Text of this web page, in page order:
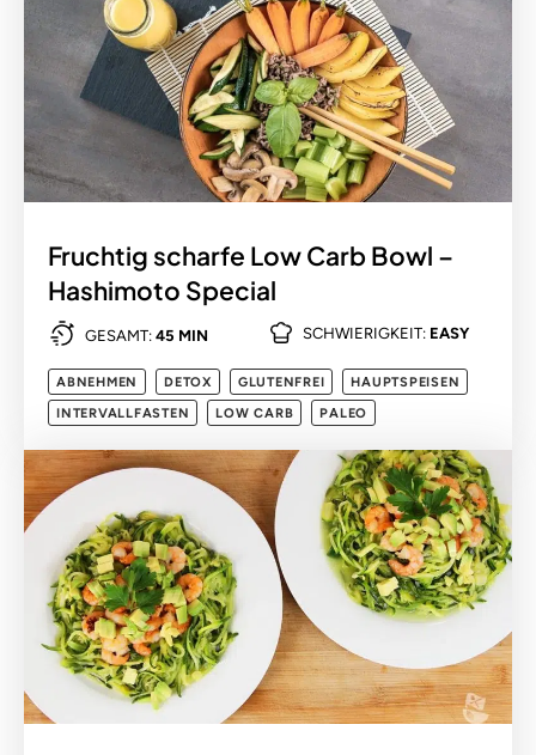
Fruchtig scharfe Low Carb Bowl –
Hashimoto Special
GESAMT: 45 MIN SCHWIERIGKEIT: EASY
ABNEHMEN DETOX GLUTENFREI
HAUPTSPEISEN
INTERVALLFASTEN
LOW CARB PALEO